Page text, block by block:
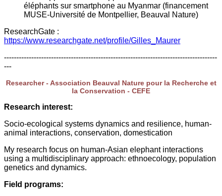
éléphants sur smartphone au Myanmar (financement
MUSE-Université de Montpellier, Beauval Nature)
ResearchGate :
https://www.researchgate.net/profile/Gilles_Maurer
--------------------------------------------------------------------------------------
---
Researcher - Association Beauval Nature pour la Recherche et
la Conservation - CEFE
Research interest:
Socio-ecological systems dynamics and resilience, human-
animal interactions, conservation, domestication
My research focus on human-Asian elephant interactions
using a multidisciplinary approach: ethnoecology, population
genetics and dynamics.
Field programs: